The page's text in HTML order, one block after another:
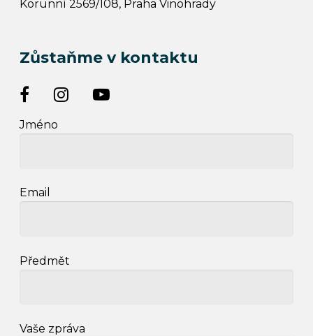
Korunní 2569/108, Praha Vinohrady
Zůstaňme v kontaktu
Jméno
Email
Předmět
Vaše zpráva